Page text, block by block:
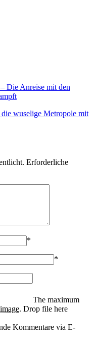
Die Anreise mit den
wuselige Metropole mit
Erforderliche
*
*
The maximum
image. Drop file here
Kommentare via E-